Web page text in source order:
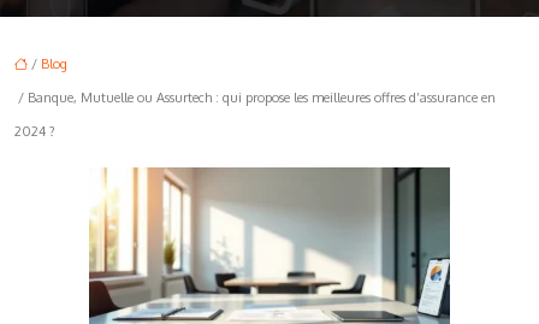
/ Blog
/ Banque, Mutuelle ou Assurtech : qui propose les meilleures offres d’assurance en
2024 ?